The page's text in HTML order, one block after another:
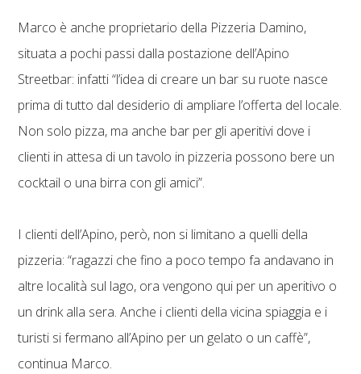
Marco è anche proprietario della Pizzeria Damino,
situata a pochi passi dalla postazione dell’Apino
Streetbar: infatti “l’idea di creare un bar su ruote nasce
prima di tutto dal desiderio di ampliare l’offerta del locale.
Non solo pizza, ma anche bar per gli aperitivi dove i
clienti in attesa di un tavolo in pizzeria possono bere un
cocktail o una birra con gli amici”.
I clienti dell’Apino, però, non si limitano a quelli della
pizzeria: “ragazzi che fino a poco tempo fa andavano in
altre località sul lago, ora vengono qui per un aperitivo o
un drink alla sera. Anche i clienti della vicina spiaggia e i
turisti si fermano all’Apino per un gelato o un caffè”,
continua Marco.